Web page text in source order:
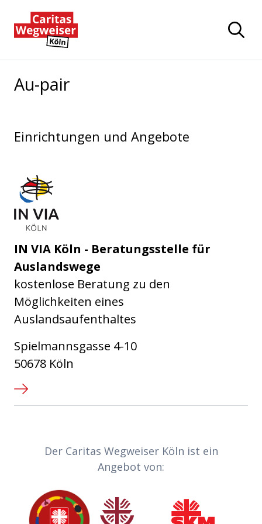
Zur Startseite navigieren
Au-pair
Einrichtungen und Angebote
IN VIA Köln - Beratungsstelle für
Auslandswege
kostenlose Beratung zu den
Möglichkeiten eines
Auslandsaufenthaltes
Spielmannsgasse 4-10
50678 Köln
Partner-LinksDer Caritas Wegweiser Köln ist ein
Angebot von:
Caritas
Sozialdienst katholischer
Sozialdienst